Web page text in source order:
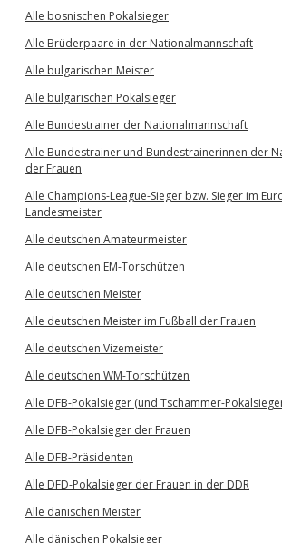
Alle bosnischen Pokalsieger
Alle Brüderpaare in der Nationalmannschaft
Alle bulgarischen Meister
Alle bulgarischen Pokalsieger
Alle Bundestrainer der Nationalmannschaft
Alle Bundestrainer und Bundestrainerinnen der
der Frauen
Alle Champions-League-Sieger bzw. Sieger im
Landesmeister
Alle deutschen Amateurmeister
Alle deutschen EM-Torschützen
Alle deutschen Meister
Alle deutschen Meister im Fußball der Frauen
Alle deutschen Vizemeister
Alle deutschen WM-Torschützen
Alle DFB-Pokalsieger (und Tschammer-
Alle DFB-Pokalsieger der Frauen
Alle DFB-Präsidenten
Alle DFD-Pokalsieger der Frauen in der DDR
Alle dänischen Meister
Alle dänischen Pokalsieger